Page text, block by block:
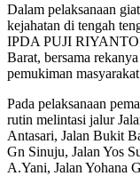
Dalam pelaksanaan
kejahatan di tengah
IPDA PUJI RIYANTO
Barat, bersama
pemukiman
Pada pelaksanaan
rutin melintasi jalur
Antasari, Jalan Bukit
Gn Sinuju, Jalan Yos
A.Yani, Jalan Yohana